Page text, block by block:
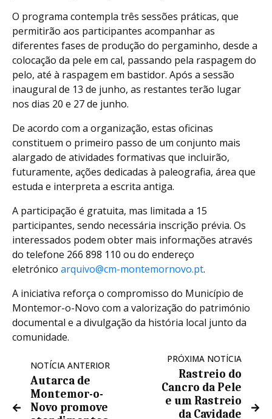
O programa contempla três sessões práticas, que
permitirão aos participantes acompanhar as
diferentes fases de produção do pergaminho, desde a
colocação da pele em cal, passando pela raspagem do
pelo, até à raspagem em bastidor. Após a sessão
inaugural de 13 de junho, as restantes terão lugar
nos dias 20 e 27 de junho.
De acordo com a organização, estas oficinas
constituem o primeiro passo de um conjunto mais
alargado de atividades formativas que incluirão,
futuramente, ações dedicadas à paleografia, área que
estuda e interpreta a escrita antiga.
A participação é gratuita, mas limitada a 15
participantes, sendo necessária inscrição prévia. Os
interessados podem obter mais informações através
do telefone 266 898 110 ou do endereço
eletrónico arquivo@cm-montemornovo.pt.
A iniciativa reforça o compromisso do Município de
Montemor-o-Novo com a valorização do património
documental e a divulgação da história local junto da
comunidade.
NOTÍCIA ANTERIOR
Autarca de
Montemor-o-
Novo promove
PRÓXIMA NOTÍCIA
Rastreio do
Cancro da Pele
e um Rastreio
da Cavidade